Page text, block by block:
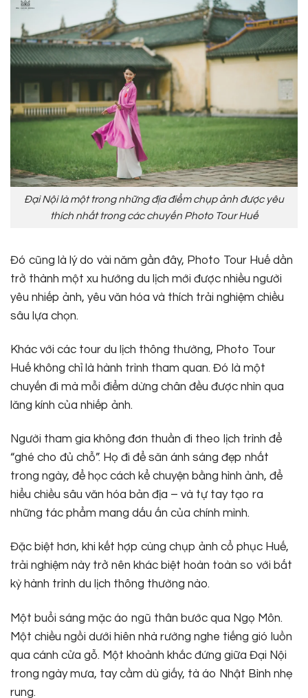
Đại Nội là một trong những địa điểm chụp ảnh được yêu
thích nhất trong các chuyến Photo Tour Huế
Đó cũng là lý do vài năm gần đây, Photo Tour Huế dần
trở thành một xu hướng du lịch mới được nhiều người
yêu nhiếp ảnh, yêu văn hóa và thích trải nghiệm chiều
sâu lựa chọn.
Khác với các tour du lịch thông thường, Photo Tour
Huế không chỉ là hành trình tham quan. Đó là một
chuyến đi mà mỗi điểm dừng chân đều được nhìn qua
lăng kính của nhiếp ảnh.
Người tham gia không đơn thuần đi theo lịch trình để
“ghé cho đủ chỗ”. Họ đi để săn ánh sáng đẹp nhất
trong ngày, để học cách kể chuyện bằng hình ảnh, để
hiểu chiều sâu văn hóa bản địa – và tự tay tạo ra
những tác phẩm mang dấu ấn của chính mình.
Đặc biệt hơn, khi kết hợp cùng chụp ảnh cổ phục Huế,
trải nghiệm này trở nên khác biệt hoàn toàn so với bất
kỳ hành trình du lịch thông thường nào.
Một buổi sáng mặc áo ngũ thân bước qua Ngọ Môn.
Một chiều ngồi dưới hiên nhà rường nghe tiếng gió luồn
qua cánh cửa gỗ. Một khoảnh khắc đứng giữa Đại Nội
trong ngày mưa, tay cầm dù giấy, tà áo Nhật Bình nhẹ
rung.